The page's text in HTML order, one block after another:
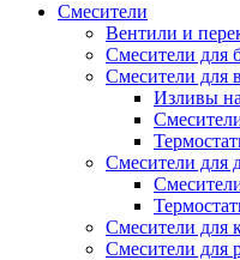
Смесители
Вентили и
Смесители для
Смесители для
Изливы
Смесители для
Смесители для
Смесители для